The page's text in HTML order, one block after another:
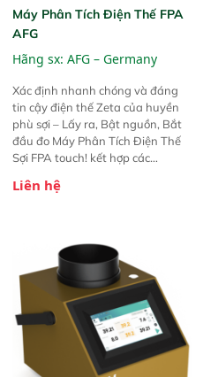
Máy Phân Tích Điện Thế FPA
AFG
Hãng sx: AFG – Germany
Xác định nhanh chóng và đáng
tin cậy điện thế Zeta của huyền
phù sợi – Lấy ra, Bật nguồn, Bắt
đầu đo Máy Phân Tích Điện Thế
Sợi FPA touch! kết hợp các
được chứng minh với sự đơn giản
trước đó. Nhưng so với các phiên
bản trước, FPA touch! nhỏ hơn và
nhẹ hơn đáng kể, đồng thời được
nâng cấp với các tính năng mới.
Liên hệ